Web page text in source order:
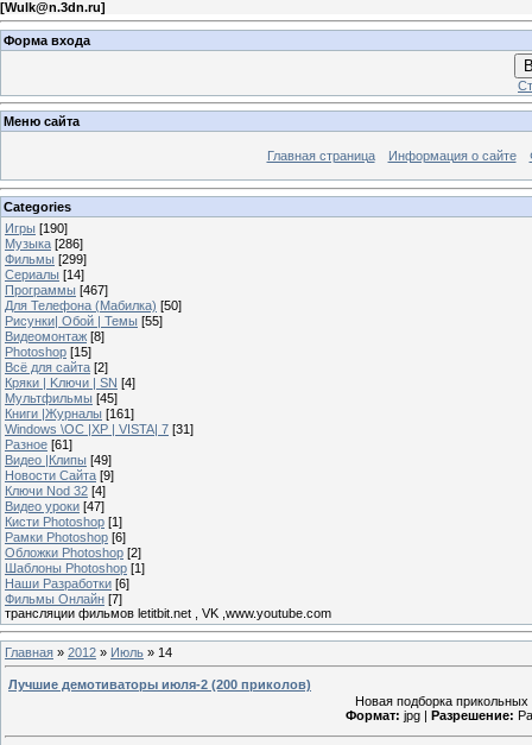
[Wulk@n.3dn.ru]
Форма входа
Меню сайта
Главная страница Информация о сайте
Categories
Игры [190]
Музыка [286]
Фильмы [299]
Сериалы [14]
Программы [467]
Для Телефона (Мабилка) [50]
Рисунки| Обой | Темы [55]
Видеомонтаж [8]
Photoshop [15]
Всё для сайта [2]
Кряки | Kлючи | SN [4]
Мультфильмы [45]
Книги |Журналы [161]
Windows \OC |XP | VISTA| 7 [31]
Разное [61]
Видео |Клипы [49]
Новости Сайта [9]
Ключи Nod 32 [4]
Видео уроки [47]
Кисти Photoshop [1]
Рамки Photoshop [6]
Обложки Photoshop [2]
Шаблоны Photoshop [1]
Наши Разработки [6]
Фильмы Онлайн [7]
трансляции фильмов letitbit.net , VK ,www.youtube.com
Главная » 2012 » Июль » 14
Лучшие демотиваторы июля-2 (200 приколов)
Новая подборка
Формат: jpg | Разрешение: